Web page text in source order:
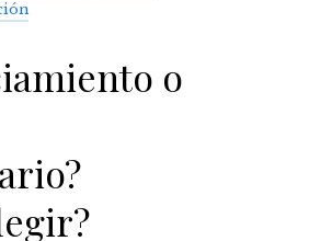
o